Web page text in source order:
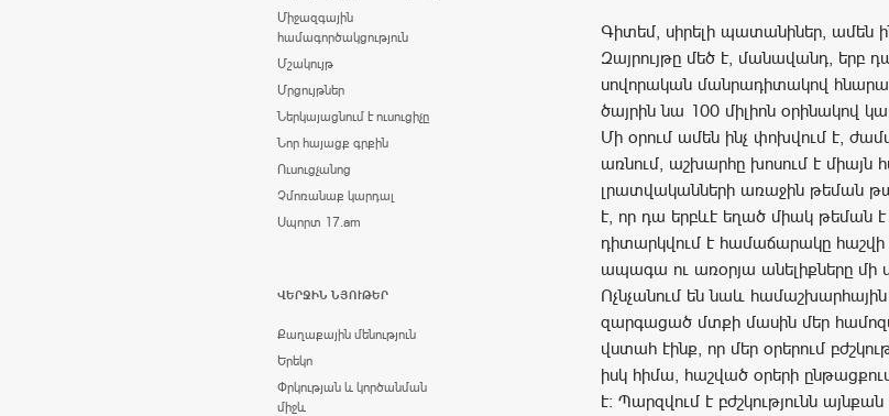
Գիտեմ, սիրելի պատանիներ, ամեն
Զայրույթը մեծ է, մանավանդ, երբ
սովորական մանրադիտակով
ծայրին նա 100 միլիոն օրինակով
Մի օրում ամեն ինչ փոխվում է,
առնում, աշխարհը խոսում է միայն
լրատվականների առաջին թեման
է, որ դա երբևէ եղած միակ թեման
դիտարկվում է համաճարակը հաշվի
ապագա ու առօրյա անելիքները մի
Ոչնչանում են նաև
զարգացած մտքի մասին մեր
վստահ էինք, որ մեր օրերում
իսկ հիմա, հաշված օրերի
է։ Պարզվում է բժշկությունն
Միջազգային
համագործակցություն
Մշակույթ
Մրցույթներ
Ներկայացնում է ուսուցիչը
Նոր հայացք գրքին
Ուսուցչանոց
Չմոռանաք կարդալ
Սպորտ 17.am
ՎԵՐՋԻՆ ՆՅՈՒԹԵՐ
Քաղաքային մենություն
Երեկո
Փրկության և կործանման
միջև